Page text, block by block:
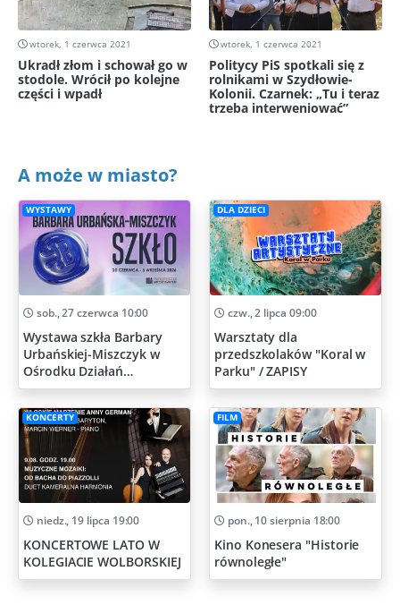
wtorek, 1 czerwca 2021
Ukradł złom i schował go w
stodole. Wrócił po kolejne
części i wpadł
wtorek, 1 czerwca 2021
Politycy PiS spotkali się z
rolnikami w Szydłowie-
Kolonii. Czarnek: „Tu i teraz
trzeba interweniować”
A może w miasto?
WYSTAWY
sob., 27 czerwca 10:00
Wystawa szkła Barbary
Urbańskiej-Miszczyk w
Ośrodku Działań
Artystycznych
DLA DZIECI
czw., 2 lipca 09:00
Warsztaty dla
przedszkolaków "Koral w
Parku" / ZAPISY
KONCERTY
niedz., 19 lipca 19:00
KONCERTOWE LATO W
KOLEGIACIE WOLBORSKIEJ
FILM
pon., 10 sierpnia 18:00
Kino Konesera "Historie
równoległe"